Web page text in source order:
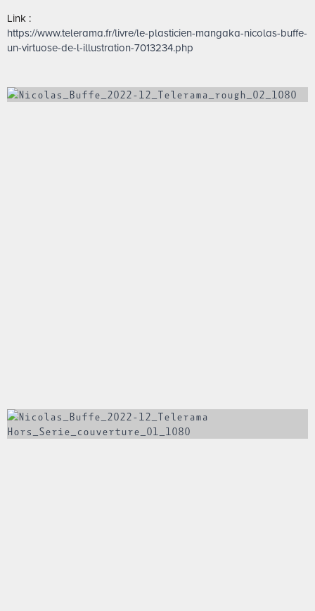
Link :
https://www.telerama.fr/livre/le-plasticien-mangaka-nicolas-buffe-
un-virtuose-de-l-illustration-7013234.php